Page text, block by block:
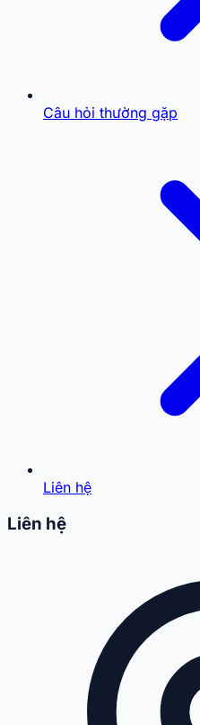
Câu hỏi thường gặp
Liên hệ
Liên hệ